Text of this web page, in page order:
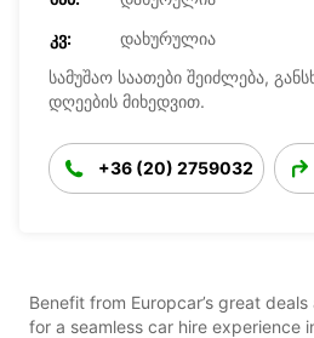
ᲙᲕ:
დახურულია
სამუშაო საათები შეიძლება,
დღეების მიხედვით.
+36 (20) 2759032
Benefit from Europcar’s great
for a seamless car hire experience